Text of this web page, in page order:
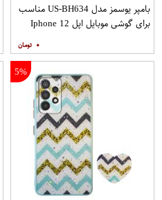
بامپر یوسمز مدل US-BH634 مناسب
برای گوشی موبایل اپل Iphone 12
۰
5%